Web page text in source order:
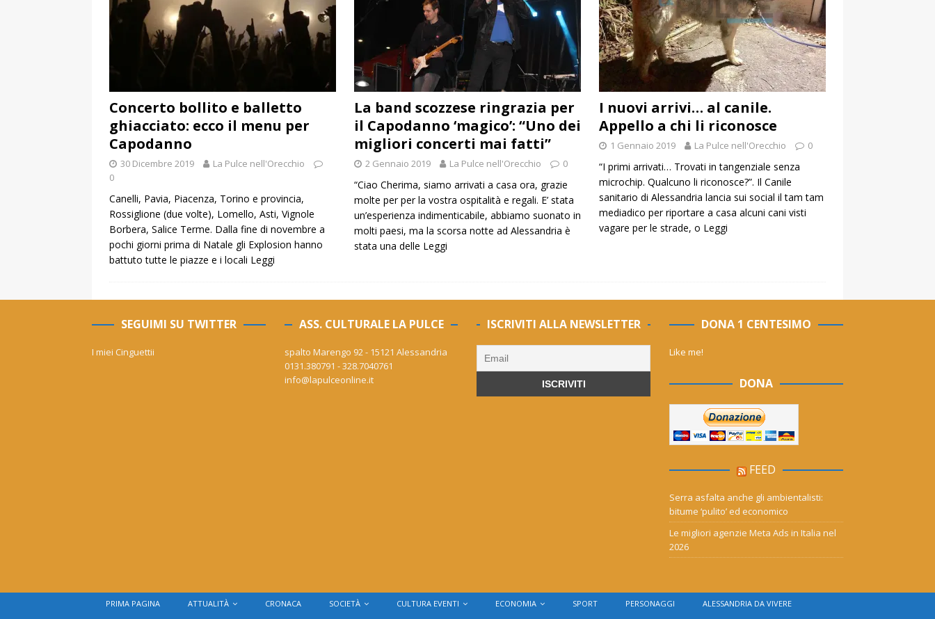
Concerto bollito e balletto
ghiacciato: ecco il menu per
Capodanno
30 Dicembre 2019
La Pulce nell'Orecchio
0
Canelli, Pavia, Piacenza, Torino e provincia,
Rossiglione (due volte), Lomello, Asti, Vignole
Borbera, Salice Terme. Dalla fine di novembre a
pochi giorni prima di Natale gli Explosion hanno
battuto tutte le piazze e i locali Leggi
La band scozzese ringrazia per
il Capodanno ‘magico’: “Uno dei
migliori concerti mai fatti”
2 Gennaio 2019 La Pulce nell'Orecchio 0
“Ciao Cherima, siamo arrivati a casa ora, grazie
molte per per la vostra ospitalità e regali. E’ stata
un’esperienza indimenticabile, abbiamo suonato in
molti paesi, ma la scorsa notte ad Alessandria è
stata una delle Leggi
I nuovi arrivi… al canile.
Appello a chi li riconosce
1 Gennaio 2019 La Pulce nell'Orecchio 0
“I primi arrivati… Trovati in tangenziale senza
microchip. Qualcuno li riconosce?”. Il Canile
sanitario di Alessandria lancia sui social il tam tam
mediadico per riportare a casa alcuni cani visti
vagare per le strade, o Leggi
SEGUIMI SU TWITTER
I miei Cinguettii
ASS. CULTURALE LA PULCE
spalto Marengo 92 - 15121 Alessandria
0131.380791 - 328.7040761
info@lapulceonline.it
ISCRIVITI ALLA NEWSLETTER DONA 1 CENTESIMO
Like me!
DONA
FEED
Serra asfalta anche gli ambientalisti:
bitume ‘pulito’ ed economico
Le migliori agenzie Meta Ads in Italia nel
2026
PRIMA PAGINA ATTUALITÀ CRONACA SOCIETÀ CULTURA EVENTI ECONOMIA SPORT PERSONAGGI ALESSANDRIA DA VIVERE